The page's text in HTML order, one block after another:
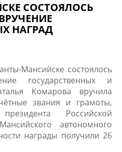
СОСТОЯЛОСЬ
НАГРАД
Мансийске состоялось
государственных и
Комарова вручила
звания и грамоты,
Российской
автономного
награды получили 26